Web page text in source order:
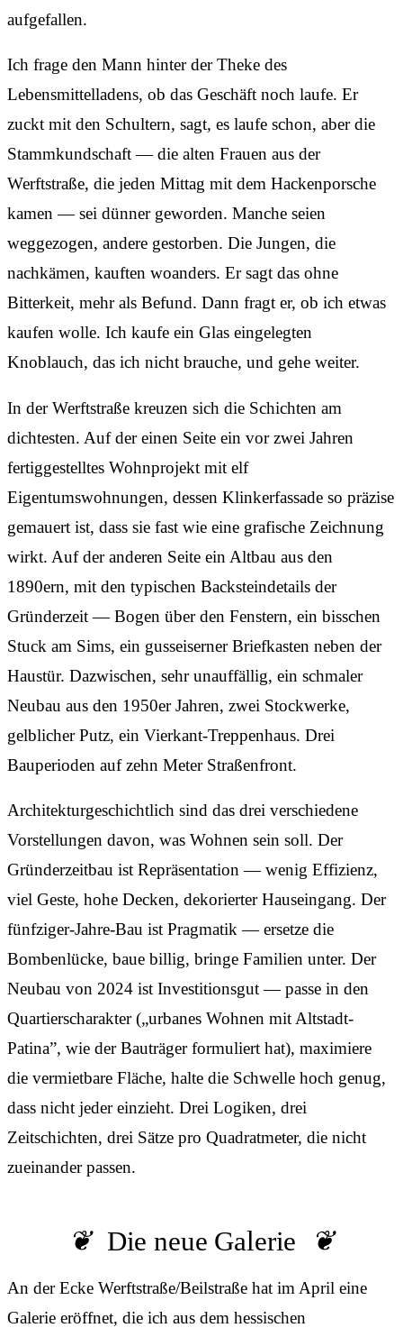
aufgefallen.
Ich frage den Mann hinter der Theke des
Lebensmittelladens, ob das Geschäft noch laufe. Er
zuckt mit den Schultern, sagt, es laufe schon, aber die
Stammkundschaft — die alten Frauen aus der
Werftstraße, die jeden Mittag mit dem Hackenporsche
kamen — sei dünner geworden. Manche seien
weggezogen, andere gestorben. Die Jungen, die
nachkämen, kauften woanders. Er sagt das ohne
Bitterkeit, mehr als Befund. Dann fragt er, ob ich etwas
kaufen wolle. Ich kaufe ein Glas eingelegten
Knoblauch, das ich nicht brauche, und gehe weiter.
In der Werftstraße kreuzen sich die Schichten am
dichtesten. Auf der einen Seite ein vor zwei Jahren
fertiggestelltes Wohnprojekt mit elf
Eigentumswohnungen, dessen Klinkerfassade so präzise
gemauert ist, dass sie fast wie eine grafische Zeichnung
wirkt. Auf der anderen Seite ein Altbau aus den
1890ern, mit den typischen Backsteindetails der
Gründerzeit — Bogen über den Fenstern, ein bisschen
Stuck am Sims, ein gusseiserner Briefkasten neben der
Haustür. Dazwischen, sehr unauffällig, ein schmaler
Neubau aus den 1950er Jahren, zwei Stockwerke,
gelblicher Putz, ein Vierkant-Treppenhaus. Drei
Bauperioden auf zehn Meter Straßenfront.
Architekturgeschichtlich sind das drei verschiedene
Vorstellungen davon, was Wohnen sein soll. Der
Gründerzeitbau ist Repräsentation — wenig Effizienz,
viel Geste, hohe Decken, dekorierter Hauseingang. Der
fünfziger-Jahre-Bau ist Pragmatik — ersetze die
Bombenlücke, baue billig, bringe Familien unter. Der
Neubau von 2024 ist Investitionsgut — passe in den
Quartierscharakter („urbanes Wohnen mit Altstadt-
Patina”, wie der Bauträger formuliert hat), maximiere
die vermietbare Fläche, halte die Schwelle hoch genug,
dass nicht jeder einzieht. Drei Logiken, drei
Zeitschichten, drei Sätze pro Quadratmeter, die nicht
zueinander passen.
Die neue Galerie
An der Ecke Werftstraße/Beilstraße hat im April eine
Galerie eröffnet, die ich aus dem hessischen